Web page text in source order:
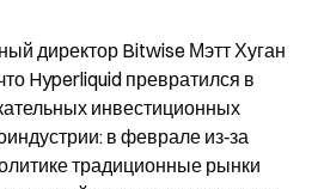
директор Bitwise Мэтт Хуган
Hyperliquid превратился в
инвестиционных
в феврале из‑за
традиционные рынки